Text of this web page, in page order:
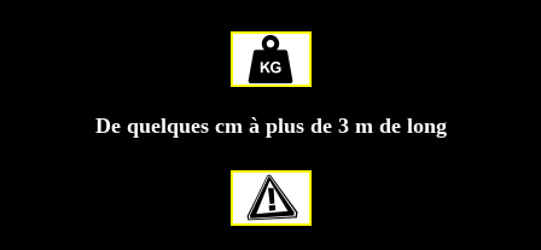
De quelques cm à plus de 3 m de long